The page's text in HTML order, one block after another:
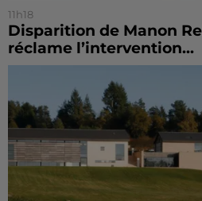
11h18
Disparition de Manon
réclame l’intervention...